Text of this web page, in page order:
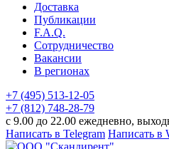
Доставка
Публикации
F.A.Q.
Сотрудничество
Вакансии
В регионах
+7 (495) 513-12-05
+7 (812) 748-28-79
с 9.00 до 22.00 ежедневно,
Написать в Telegram Написать в